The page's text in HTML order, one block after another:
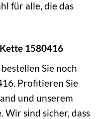
für alle, die das
1580416
Sie noch
Profitieren Sie
und unserem
sind sicher, dass